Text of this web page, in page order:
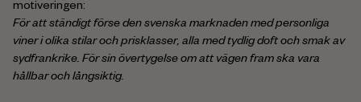
motiveringen:
För att ständigt förse den svenska marknaden med personliga
viner i olika stilar och prisklasser, alla med tydlig doft och smak av
sydfrankrike. För sin övertygelse om att vägen fram ska vara
hållbar och långsiktig.